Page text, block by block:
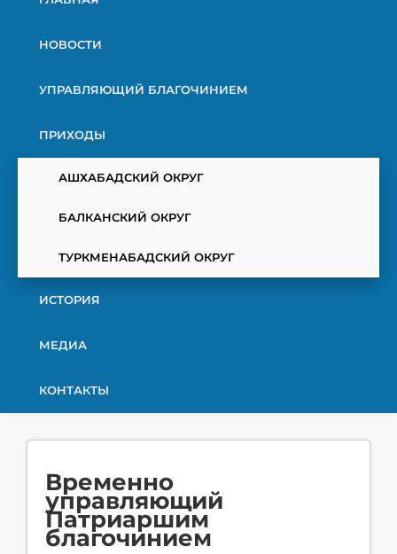
НОВОСТИ
УПРАВЛЯЮЩИЙ БЛАГОЧИНИЕМ
ПРИХОДЫ
АШХАБАДСКИЙ ОКРУГ
БАЛКАНСКИЙ ОКРУГ
ТУРКМЕНАБАДСКИЙ ОКРУГ
ИСТОРИЯ
МЕДИА
КОНТАКТЫ
Временно
управляющий
Патриаршим
благочинием